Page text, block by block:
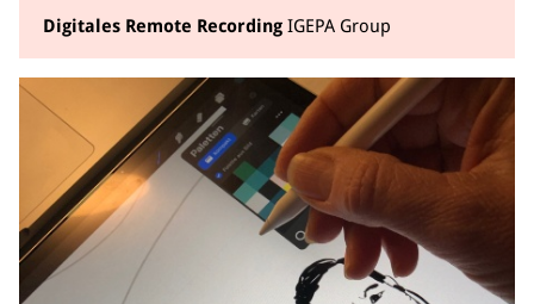
Digitales Remote Recording IGEPA Group